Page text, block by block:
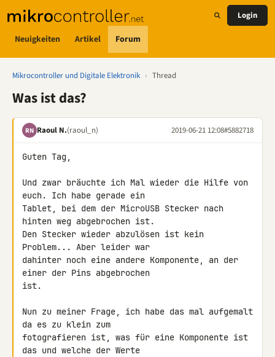
Neuigkeiten Artikel Forum
Login
Mikrocontroller und Digitale Elektronik › Thread
Was ist das?
RN Raoul N.(raoul_n) 2019-06-21 12:08#5882718
Guten Tag,
Und zwar bräuchte ich Mal wieder die Hilfe von
euch. Ich habe gerade ein
Tablet, bei dem der MicroUSB Stecker nach
hinten weg abgebrochen ist.
Den Stecker wieder abzulösen ist kein
Problem... Aber leider war
dahinter noch eine andere Komponente, an der
einer der Pins abgebrochen
ist.
Nun zu meiner Frage, ich habe das mal aufgemalt
da es zu klein zum
fotografieren ist, was für eine Komponente ist
das und welche der Werte